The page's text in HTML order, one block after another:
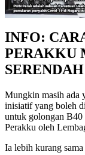
INFO:
PERAKKU
Mungkin masih ada
inisiatif yang boleh
untuk golongan B40
Perakku oleh
Ia lebih kurang